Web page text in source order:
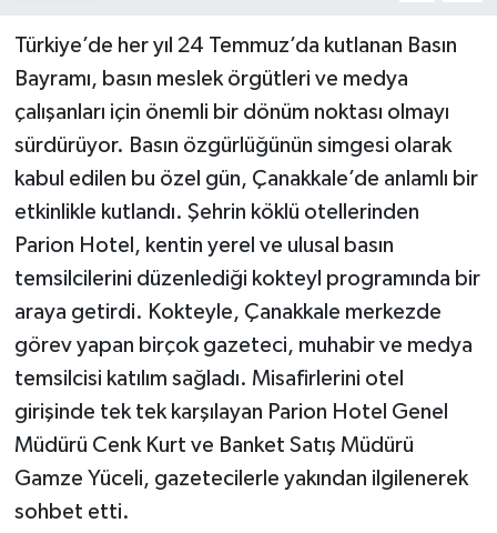
Türkiye’de her yıl 24 Temmuz’da kutlanan Basın
Bayramı, basın meslek örgütleri ve medya
çalışanları için önemli bir dönüm noktası olmayı
sürdürüyor. Basın özgürlüğünün simgesi olarak
kabul edilen bu özel gün, Çanakkale’de anlamlı bir
etkinlikle kutlandı. Şehrin köklü otellerinden
Parion Hotel, kentin yerel ve ulusal basın
temsilcilerini düzenlediği kokteyl programında bir
araya getirdi. Kokteyle, Çanakkale merkezde
görev yapan birçok gazeteci, muhabir ve medya
temsilcisi katılım sağladı. Misafirlerini otel
girişinde tek tek karşılayan Parion Hotel Genel
Müdürü Cenk Kurt ve Banket Satış Müdürü
Gamze Yüceli, gazetecilerle yakından ilgilenerek
sohbet etti.